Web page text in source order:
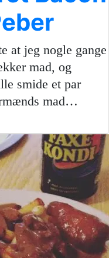
at jeg nogle gange
mad, og
smide et par
mad…